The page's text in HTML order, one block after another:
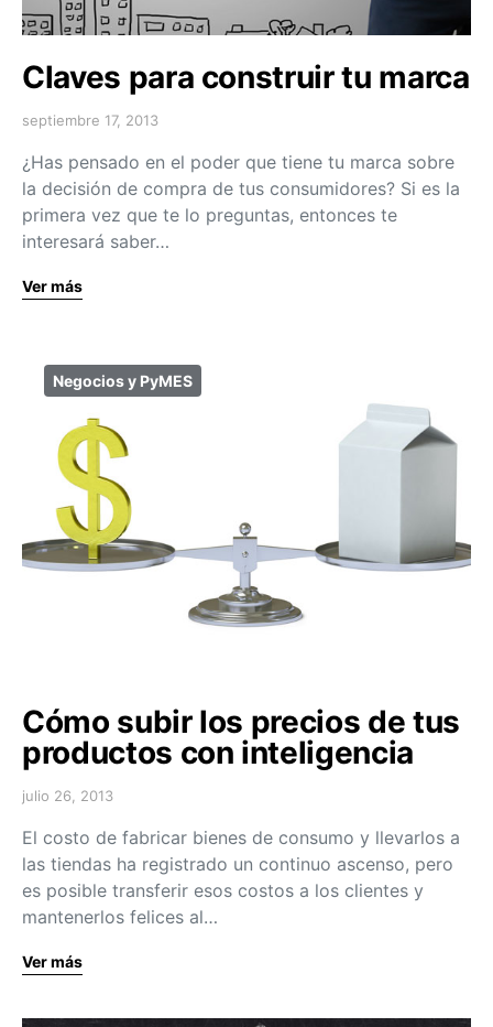
Claves para construir tu marca
septiembre 17, 2013
¿Has pensado en el poder que tiene tu marca sobre
la decisión de compra de tus consumidores? Si es la
primera vez que te lo preguntas, entonces te
interesará saber…
Ver más
Negocios y PyMES
Cómo subir los precios de tus
productos con inteligencia
julio 26, 2013
El costo de fabricar bienes de consumo y llevarlos a
las tiendas ha registrado un continuo ascenso, pero
es posible transferir esos costos a los clientes y
mantenerlos felices al…
Ver más